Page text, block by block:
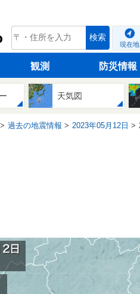
tenki.jp 検索
現在地
観測 防災情報
天気図
過去の地震情報 2023年05月12日